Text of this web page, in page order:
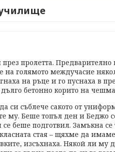
пролетта. Предварително
на голямото междучасие
на ръце и го пуснаха в
бетонно корито на
си съблече сакото от
му. Беше топъл ден и Беджо
беше подготвил. Замъкна се
стая – щяхме да
изсъхнаха. Някой ли му